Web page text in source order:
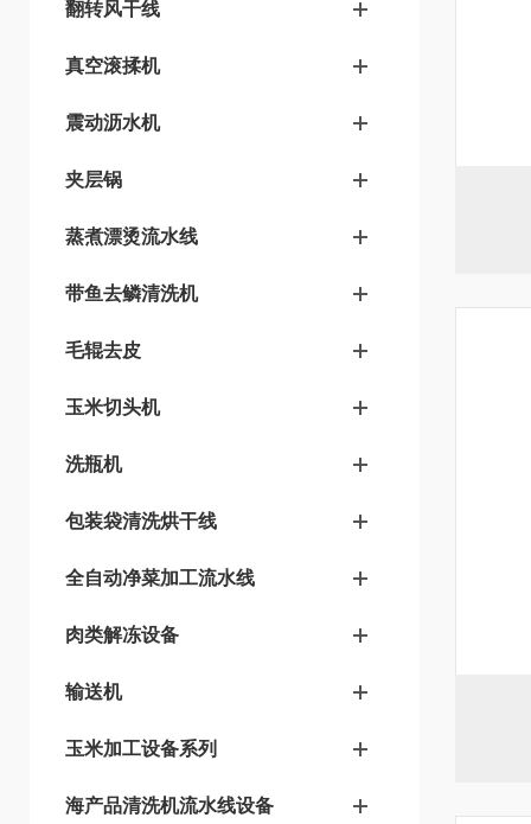
翻转风干线
真空滚揉机
震动沥水机
夹层锅
蒸煮漂烫流水线
带鱼去鳞清洗机
毛辊去皮
玉米切头机
洗瓶机
包装袋清洗烘干线
全自动净菜加工流水线
肉类解冻设备
输送机
玉米加工设备系列
海产品清洗机流水线设备